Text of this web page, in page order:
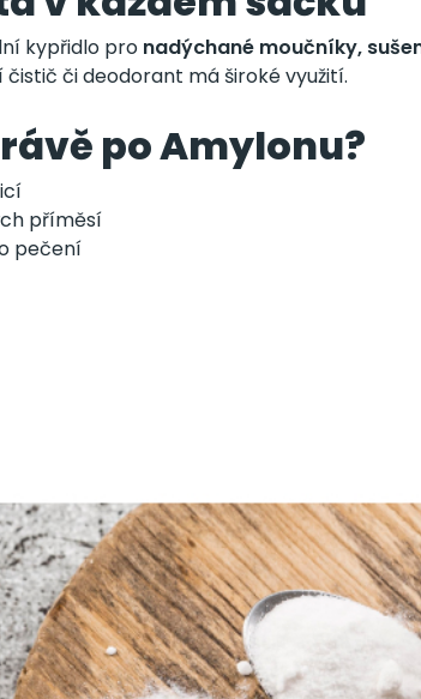
kypřidlo pro nadýchané moučníky,
či deodorant má široké využití.
po Amylonu?
příměsí
pečení